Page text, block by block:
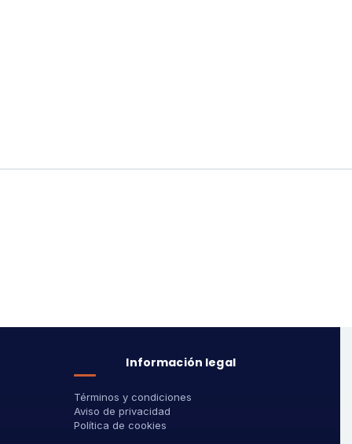
Información legal
Términos y condiciones
Aviso de privacidad
Política de cookies